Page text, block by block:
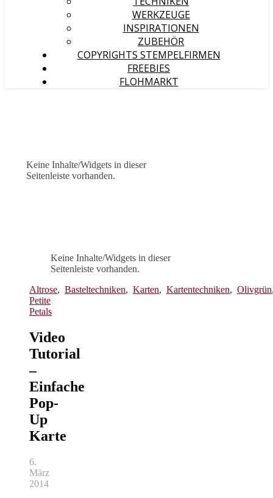
WERKZEUGE
INSPIRATIONEN
ZUBEHÖR
COPYRIGHTS STEMPELFIRMEN
FREEBIES
FLOHMARKT
Keine Inhalte/Widgets in dieser
Seitenleiste vorhanden.
Keine Inhalte/Widgets in dieser
Seitenleiste vorhanden.
Altrose, Basteltechniken, Karten, Kartentechniken, Olivgrün
Petite
Petals
Video
Tutorial
–
Einfache
Pop-
Up
Karte
6.
März
2014